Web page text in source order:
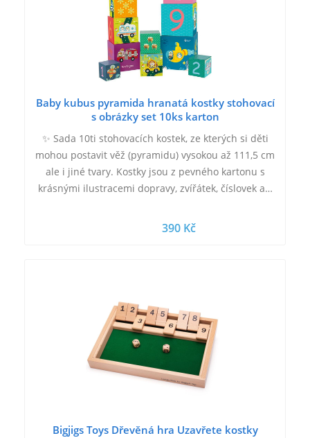
Baby kubus pyramida hranatá kostky stohovací
s obrázky set 10ks karton
✨ Sada 10ti stohovacích kostek, ze kterých si děti
mohou postavit věž (pyramidu) vysokou až 111,5 cm
ale i jiné tvary. Kostky jsou z pevného kartonu s
krásnými ilustracemi dopravy, zvířátek, číslovek a…
390 Kč
Bigjigs Toys Dřevěná hra Uzavřete kostky